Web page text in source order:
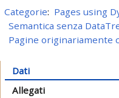
Categorie: Pages using
Semantica senza
Pagine originariamente
Dati
Allegati